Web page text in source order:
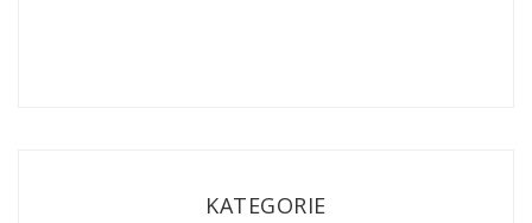
KATEGORIE